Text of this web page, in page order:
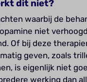
dit niet?
waarbij de
niet
Of bij deze
geven, zoals
is eigenlijk niet
werking dan